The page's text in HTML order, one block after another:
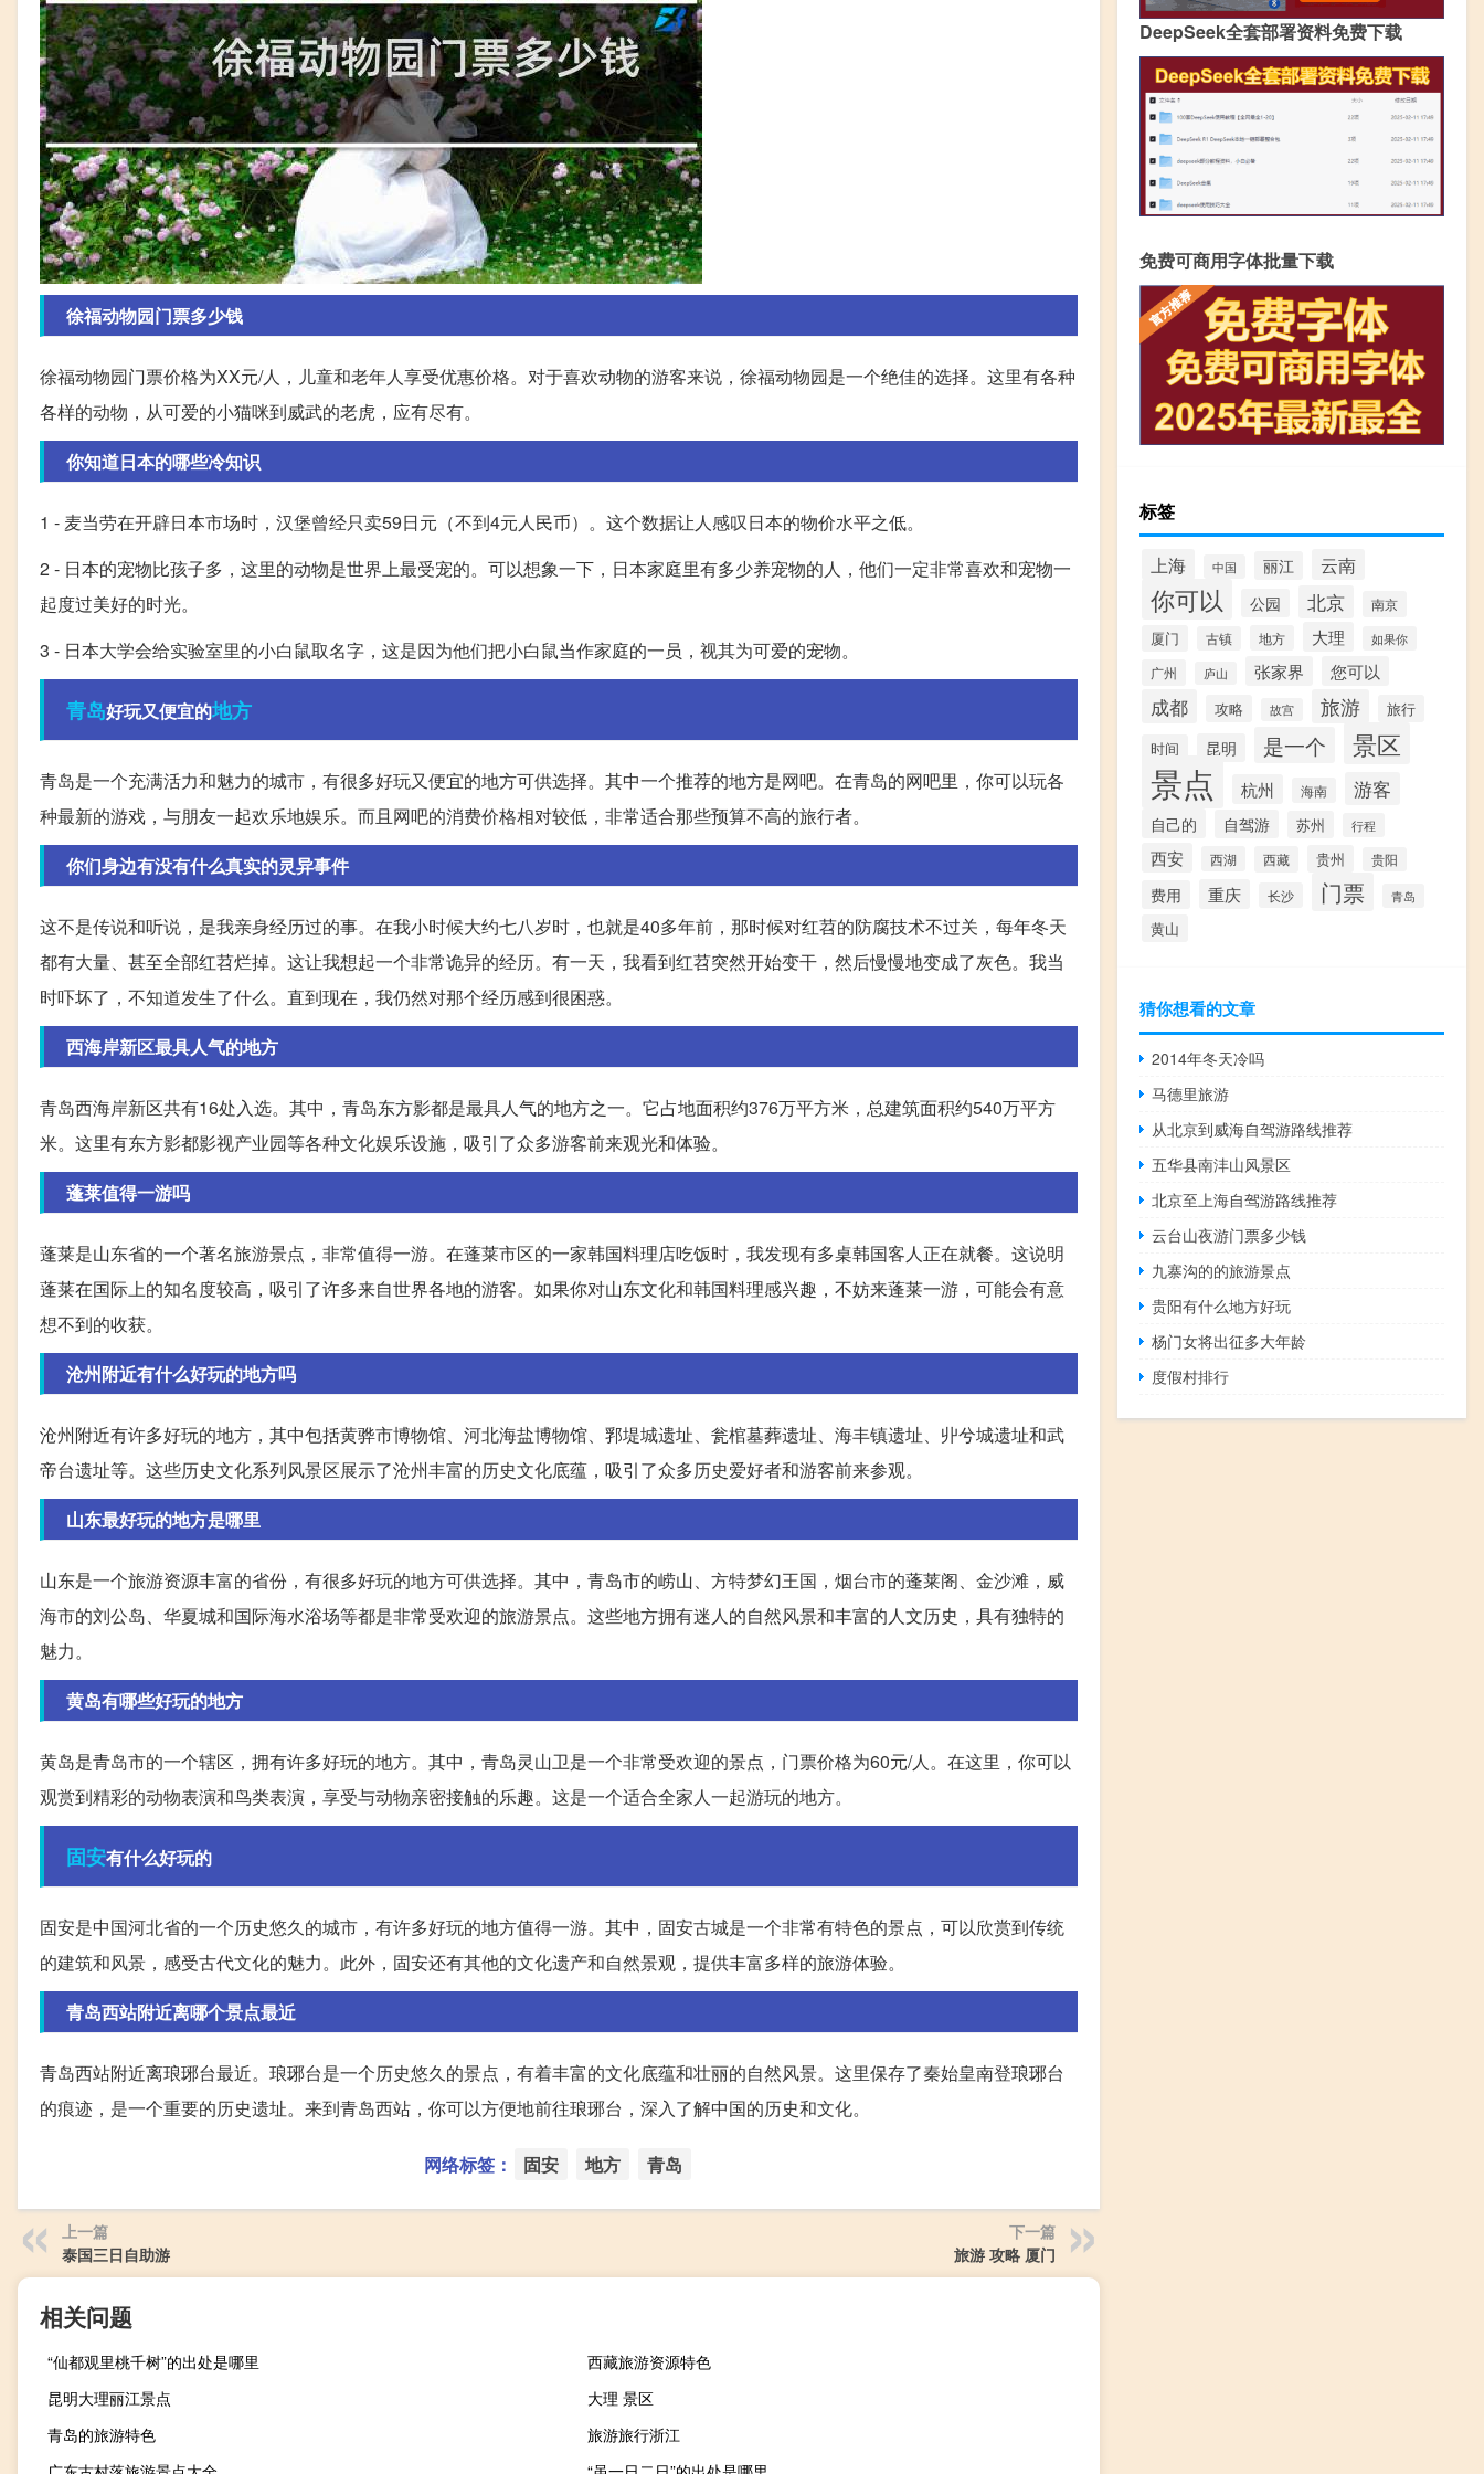
徐福动物园门票多少钱
徐福动物园门票价格为XX元/人，儿童和老年人享受优惠价格。对于喜欢动物的游客来说，徐福动物园是一个绝佳的选择。这里有各种
各样的动物，从可爱的小猫咪到威武的老虎，应有尽有。
你知道日本的哪些冷知识
1 - 麦当劳在开辟日本市场时，汉堡曾经只卖59日元（不到4元人民币）。这个数据让人感叹日本的物价水平之低。
2 - 日本的宠物比孩子多，这里的动物是世界上最受宠的。可以想象一下，日本家庭里有多少养宠物的人，他们一定非常喜欢和宠物一
起度过美好的时光。
3 - 日本大学会给实验室里的小白鼠取名字，这是因为他们把小白鼠当作家庭的一员，视其为可爱的宠物。
青岛好玩又便宜的地方
青岛是一个充满活力和魅力的城市，有很多好玩又便宜的地方可供选择。其中一个推荐的地方是网吧。在青岛的网吧里，你可以玩各
种最新的游戏，与朋友一起欢乐地娱乐。而且网吧的消费价格相对较低，非常适合那些预算不高的旅行者。
你们身边有没有什么真实的灵异事件
这不是传说和听说，是我亲身经历过的事。在我小时候大约七八岁时，也就是40多年前，那时候对红苕的防腐技术不过关，每年冬天
都有大量、甚至全部红苕烂掉。这让我想起一个非常诡异的经历。有一天，我看到红苕突然开始变干，然后慢慢地变成了灰色。我当
时吓坏了，不知道发生了什么。直到现在，我仍然对那个经历感到很困惑。
西海岸新区最具人气的地方
青岛西海岸新区共有16处入选。其中，青岛东方影都是最具人气的地方之一。它占地面积约376万平方米，总建筑面积约540万平方
米。这里有东方影都影视产业园等各种文化娱乐设施，吸引了众多游客前来观光和体验。
蓬莱值得一游吗
蓬莱是山东省的一个著名旅游景点，非常值得一游。在蓬莱市区的一家韩国料理店吃饭时，我发现有多桌韩国客人正在就餐。这说明
蓬莱在国际上的知名度较高，吸引了许多来自世界各地的游客。如果你对山东文化和韩国料理感兴趣，不妨来蓬莱一游，可能会有意
想不到的收获。
沧州附近有什么好玩的地方吗
沧州附近有许多好玩的地方，其中包括黄骅市博物馆、河北海盐博物馆、郛堤城遗址、瓮棺墓葬遗址、海丰镇遗址、丱兮城遗址和武
帝台遗址等。这些历史文化系列风景区展示了沧州丰富的历史文化底蕴，吸引了众多历史爱好者和游客前来参观。
山东最好玩的地方是哪里
山东是一个旅游资源丰富的省份，有很多好玩的地方可供选择。其中，青岛市的崂山、方特梦幻王国，烟台市的蓬莱阁、金沙滩，威
海市的刘公岛、华夏城和国际海水浴场等都是非常受欢迎的旅游景点。这些地方拥有迷人的自然风景和丰富的人文历史，具有独特的
魅力。
黄岛有哪些好玩的地方
黄岛是青岛市的一个辖区，拥有许多好玩的地方。其中，青岛灵山卫是一个非常受欢迎的景点，门票价格为60元/人。在这里，你可以
观赏到精彩的动物表演和鸟类表演，享受与动物亲密接触的乐趣。这是一个适合全家人一起游玩的地方。
固安有什么好玩的
固安是中国河北省的一个历史悠久的城市，有许多好玩的地方值得一游。其中，固安古城是一个非常有特色的景点，可以欣赏到传统
的建筑和风景，感受古代文化的魅力。此外，固安还有其他的文化遗产和自然景观，提供丰富多样的旅游体验。
青岛西站附近离哪个景点最近
青岛西站附近离琅琊台最近。琅琊台是一个历史悠久的景点，有着丰富的文化底蕴和壮丽的自然风景。这里保存了秦始皇南登琅琊台
的痕迹，是一个重要的历史遗址。来到青岛西站，你可以方便地前往琅琊台，深入了解中国的历史和文化。
网络标签： 固安 地方 青岛
上一篇
泰国三日自助游
下一篇
旅游 攻略 厦门
相关问题
“仙都观里桃千树”的出处是哪里
西藏旅游资源特色
昆明大理丽江景点
大理 景区
青岛的旅游特色
旅游旅行浙江
DeepSeek全套部署资料免费下载
免费可商用字体批量下载
标签
上海 中国 丽江 云南
你可以 公园 北京
南京
厦门
古镇 地方 大理 如果你
广州 庐山 张家界 您可以
成都 攻略 故宫 旅游
旅行
时间
昆明 是一个 景区
景点 杭州 海南 游客
自己的 自驾游 苏州 行程
西安 西湖 西藏 贵州 贵阳
费用 重庆 长沙 门票 青岛
黄山
猜你想看的文章
2014年冬天冷吗
马德里旅游
从北京到威海自驾游路线推荐
五华县南沣山风景区
北京至上海自驾游路线推荐
云台山夜游门票多少钱
九寨沟的的旅游景点
贵阳有什么地方好玩
杨门女将出征多大年龄
度假村排行